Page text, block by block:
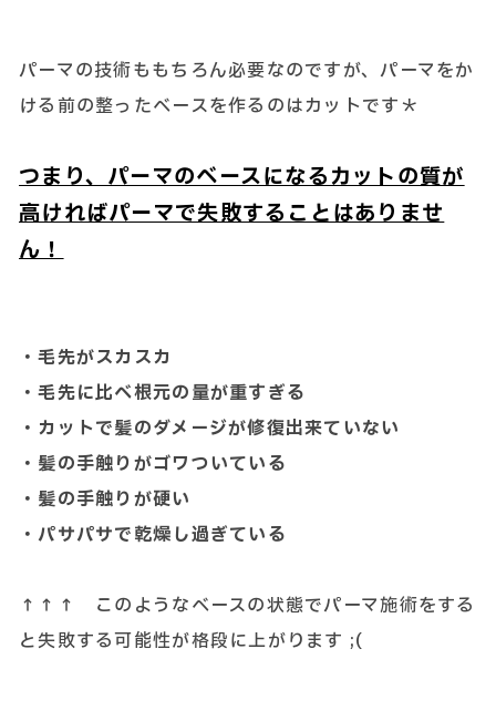
パーマの技術ももちろん必要なのですが、パーマをか
ける前の整ったベースを作るのはカットです＊
つまり、パーマのベースになるカットの質が
高ければパーマで失敗することはありませ
ん！
・毛先がスカスカ
・毛先に比べ根元の量が重すぎる
・カットで髪のダメージが修復出来ていない
・髪の手触りがゴワついている
・髪の手触りが硬い
・パサパサで乾燥し過ぎている
↑↑↑ このようなベースの状態でパーマ施術をする
と失敗する可能性が格段に上がります ;(